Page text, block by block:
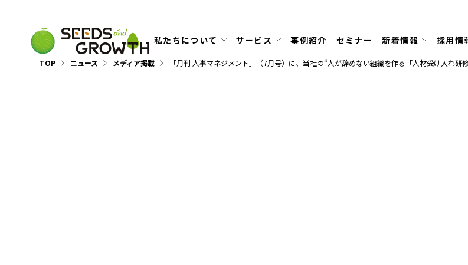
私たちについて サービス 事例紹介 セミナー 新着情報 採用情
TOP ニュース メディア掲載 「月刊 人事マネジメント」（7月号）に、当社の“人が辞めない組織を作る「人材受け入れ研